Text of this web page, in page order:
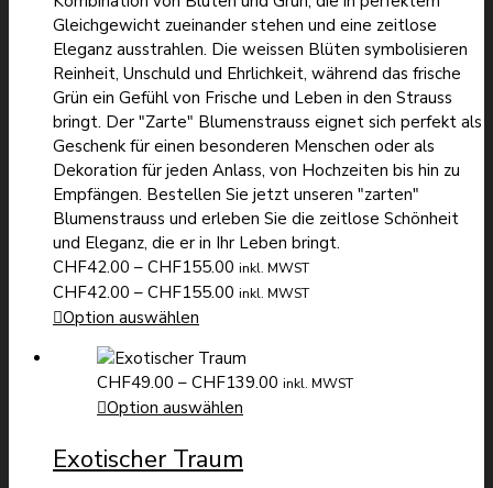
Gleichgewicht zueinander stehen und eine zeitlose
Eleganz ausstrahlen. Die weissen Blüten symbolisieren
Reinheit, Unschuld und Ehrlichkeit, während das frische
Grün ein Gefühl von Frische und Leben in den Strauss
bringt. Der "Zarte" Blumenstrauss eignet sich perfekt als
Geschenk für einen besonderen Menschen oder als
Dekoration für jeden Anlass, von Hochzeiten bis hin zu
Empfängen. Bestellen Sie jetzt unseren "zarten"
Blumenstrauss und erleben Sie die zeitlose Schönheit
und Eleganz, die er in Ihr Leben bringt.
CHF42.00 – CHF155.00 Preisspanne:
CHF42.00
inkl. MWST
CHF42.00 – CHF155.00 Preisspanne:
CHF155.00
inkl. MWST
Option auswählen
CHF49.00 – CHF139.00 Preisspanne:
inkl. MWST
Option auswählen
Exotischer Traum